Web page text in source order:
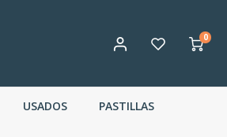
0
USADOS PASTILLAS